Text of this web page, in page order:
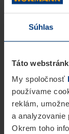
Súhlas
Táto
My spoločnosť
používame
reklám,
a analyzovanie
Okrem toho